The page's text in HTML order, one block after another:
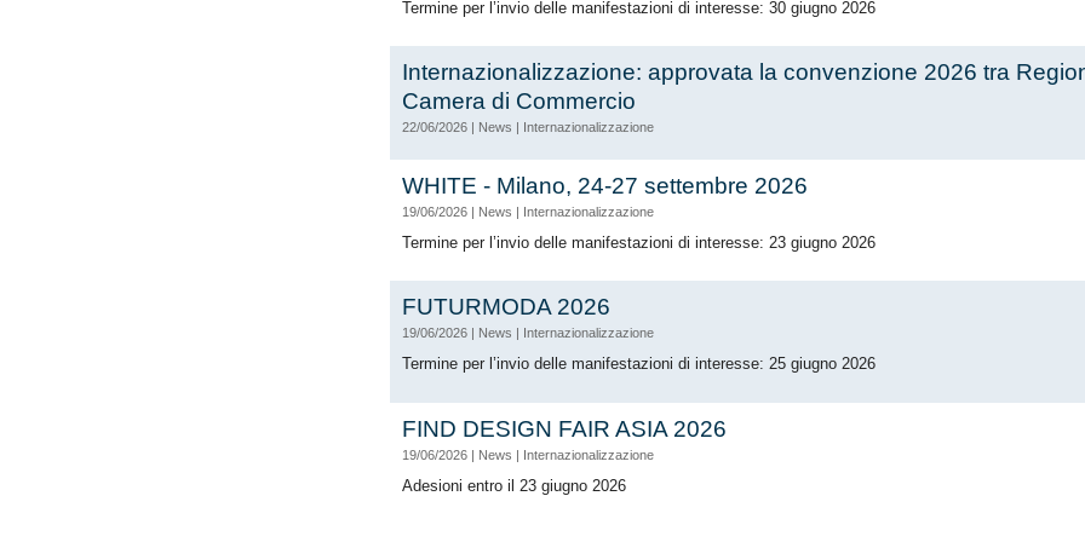
Termine per l’invio delle manifestazioni di interesse: 30 giugno 2026
Internazionalizzazione: approvata la convenzione 2026 tra
Camera di Commercio
22/06/2026 | News | Internazionalizzazione
WHITE - Milano, 24-27 settembre 2026
19/06/2026 | News | Internazionalizzazione
Termine per l’invio delle manifestazioni di interesse: 23 giugno 2026
FUTURMODA 2026
19/06/2026 News Internazionalizzazione
Termine per l’invio delle manifestazioni di interesse: 25 giugno 2026
FIND DESIGN FAIR ASIA 2026
19/06/2026 | News | Internazionalizzazione
Adesioni entro il 23 giugno 2026